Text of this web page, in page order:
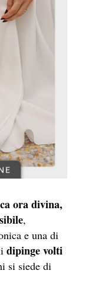
ora divina,
,
e una di
dipinge volti
si siede di